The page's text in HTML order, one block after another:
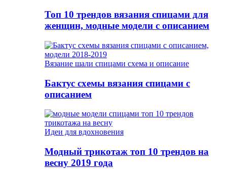
Топ 10 трендов вязания спицами для
женщин, модные модели с описанием
Вязание шали спицами схема и описание
Бактус схемы вязания спицами с
описанием
Идеи для вдохновения
Модный трикотаж топ 10 трендов на
весну 2019 года